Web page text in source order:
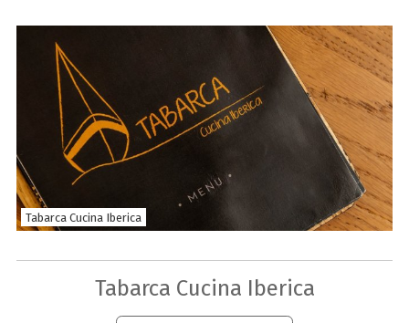
Tabarca Cucina Iberica
Tabarca Cucina Iberica